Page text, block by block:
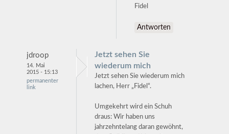
Fidel
Antworten
jdroop
14. Mai
2015 - 15:13
permanenter
link
Jetzt sehen Sie
wiederum mich
Jetzt sehen Sie wiederum mich
lachen, Herr „Fidel“.
Umgekehrt wird ein Schuh
draus: Wir haben uns
jahrzehntelang daran gewöhnt,